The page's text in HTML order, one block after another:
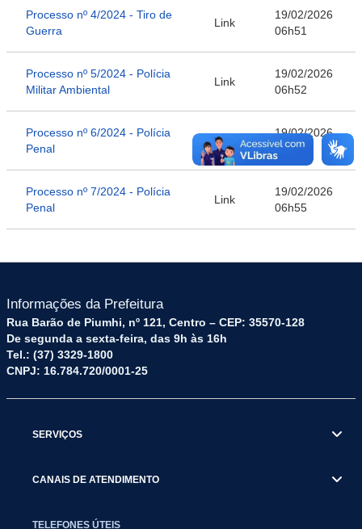
Processo nº 4/2024 - Tiro de
Guerra
Link
19/02/2026
06h51
Processo nº 5/2024 - Polícia
Militar Ambiental
Link
19/02/2026
06h52
Processo nº 6/2024 - Polícia
Penal
Link
19/02/2026
06h53
Processo nº 7/2024 - Polícia
Penal
Link
19/02/2026
06h55
Informações da Prefeitura
Rua Barão de Piumhi, nº 121, Centro – CEP: 35570-128
De segunda a sexta-feira, das 9h às 16h
Tel.: (37) 3329-1800
CNPJ: 16.784.720/0001-25
SERVIÇOS
CANAIS DE ATENDIMENTO
TELEFONES ÚTEIS